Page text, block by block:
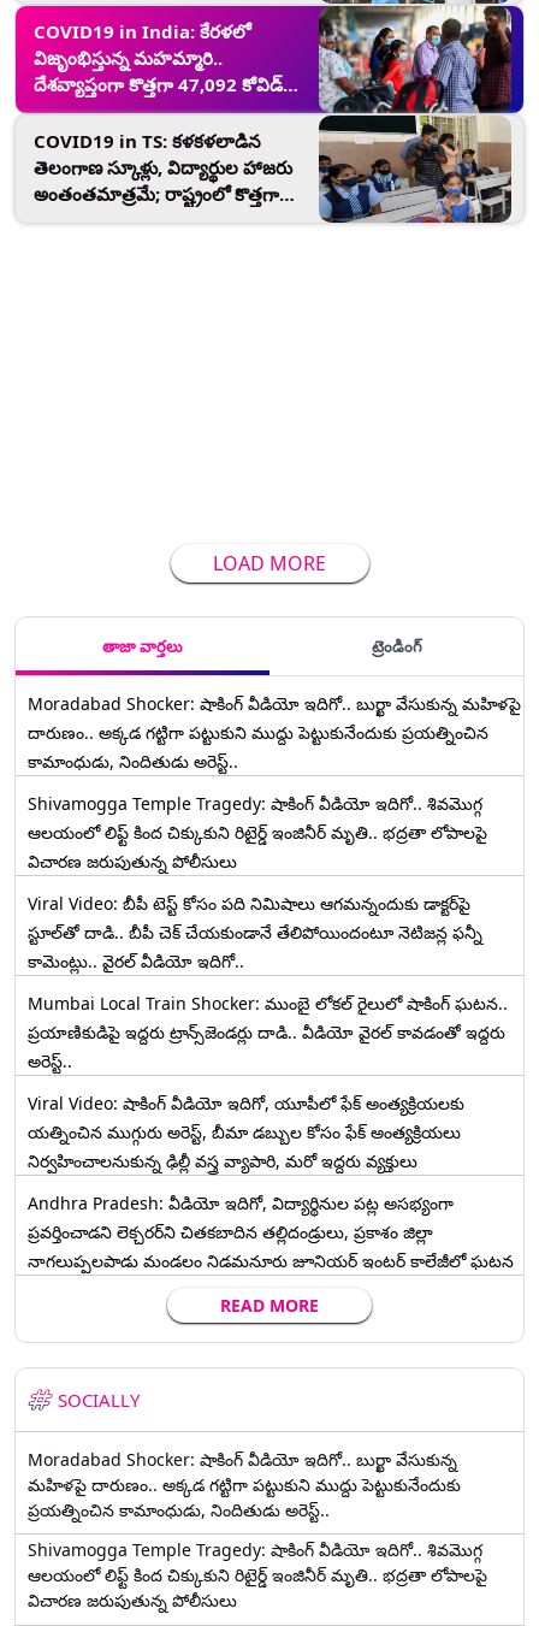
14,702కు చేరిన ఆక్టివ్ కేసుల సంఖ్య
COVID19 in India: కేరళలో
విజృంభిస్తున్న మహమ్మారి..
దేశవ్యాప్తంగా కొత్తగా 47,092 కోవిడ్
కేసులు మరియు 509 మరణాలు
నమోదు; ఒక్క కేరళ నుంచే 32 వేలకు
పైగా కేసులు నిర్ధారణ
COVID19 in TS: కళకళలాడిన
తెలంగాణ స్కూళ్లు, విద్యార్థుల హాజరు
అంతంతమాత్రమే; రాష్ట్రంలో కొత్తగా
LOAD MORE
తాజా వార్తలు ట్రెండింగ్
Moradabad Shocker: షాకింగ్ వీడియో ఇదిగో.. బుర్ఖా వేసుకున్న మహిళపై
దారుణం.. అక్కడ గట్టిగా పట్టుకుని ముద్దు పెట్టుకునేందుకు ప్రయత్నించిన
కామాంధుడు, నిందితుడు అరెస్ట్..
Shivamogga Temple Tragedy: షాకింగ్ వీడియో ఇదిగో.. శివమొగ్గ
ఆలయంలో లిఫ్ట్ కింద చిక్కుకుని రిటైర్డ్ ఇంజినీర్ మృతి.. భద్రతా లోపాలపై
విచారణ జరుపుతున్న పోలీసులు
Viral Video: బీపీ టెస్ట్‌ కోసం పది నిమిషాలు ఆగమన్నందుకు డాక్టర్‌పై
స్టూల్‌తో దాడి.. బీపీ చెక్ చేయకుండానే తేలిపోయిందంటూ నెటిజన్ల ఫన్నీ
కామెంట్లు.. వైరల్ వీడియో ఇదిగో..
Mumbai Local Train Shocker: ముంబై లోకల్ రైలులో షాకింగ్ ఘటన..
ప్రయాణికుడిపై ఇద్దరు ట్రాన్స్‌జెండర్లు దాడి.. వీడియో వైరల్ కావడంతో ఇద్దరు
అరెస్ట్..
Viral Video: షాకింగ్ వీడియో ఇదిగో, యూపీలో ఫేక్ అంత్యక్రియలకు
యత్నించిన ముగ్గురు అరెస్ట్, బీమా డబ్బుల కోసం ఫేక్ అంత్యక్రియలు
నిర్వహించాలనుకున్న ఢిల్లీ వస్త్ర వ్యాపారి, మరో ఇద్దరు వ్యక్తులు
Andhra Pradesh: వీడియో ఇదిగో, విద్యార్థినుల పట్ల అసభ్యంగా
ప్రవర్తించాడని లెక్చ‌ర‌ర్‌ని చిత‌క‌బాదిన త‌ల్లిదండ్రులు, ప్రకాశం జిల్లా
నాగలుప్పలపాడు మండలం నిడమనూరు జూనియర్ ఇంటర్ కాలేజీలో ఘటన
READ MORE
SOCIALLY
Moradabad Shocker: షాకింగ్ వీడియో ఇదిగో.. బుర్ఖా వేసుకున్న
మహిళపై దారుణం.. అక్కడ గట్టిగా పట్టుకుని ముద్దు పెట్టుకునేందుకు
ప్రయత్నించిన కామాంధుడు, నిందితుడు అరెస్ట్..
Shivamogga Temple Tragedy: షాకింగ్ వీడియో ఇదిగో.. శివమొగ్గ
ఆలయంలో లిఫ్ట్ కింద చిక్కుకుని రిటైర్డ్ ఇంజినీర్ మృతి.. భద్రతా లోపాలపై
విచారణ జరుపుతున్న పోలీసులు